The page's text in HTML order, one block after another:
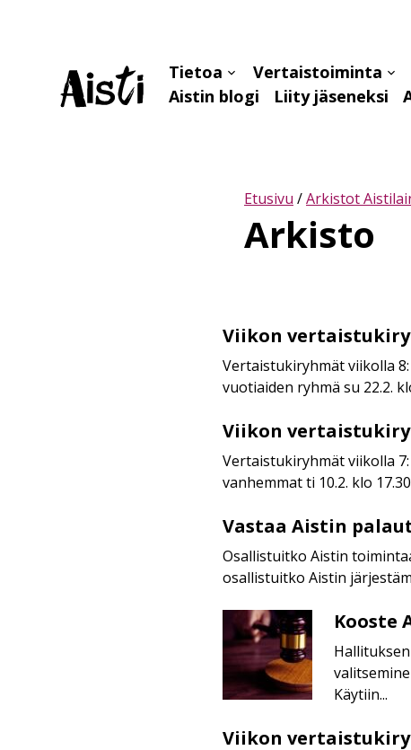
Tietoa
Avaa
alavalikko
Vertaistoiminta
Aistin blogi
Liity jäseneksi
Etusivu /Arkistot
Arkisto
Viikon
vertaistukiryhmät
Viikon
Vertaistukiryhmät viikolla
vuotiaiden ryhmä su 22.2.
Viikon
vertaistukiryhmät
Viikon
Vertaistukiryhmät viikolla
vanhemmat ti 10.2. klo
Vastaa
Aistin
palautekyselyyn
toimintavuodesta
2025
Vastaa Aistin
Osallistuitko Aistin
osallistuitko Aistin
Kooste
Aisti
ry:n
hallituksen
kokouksesta
4.1.2026
Kooste
Käytiin...
Viikon
Viikon